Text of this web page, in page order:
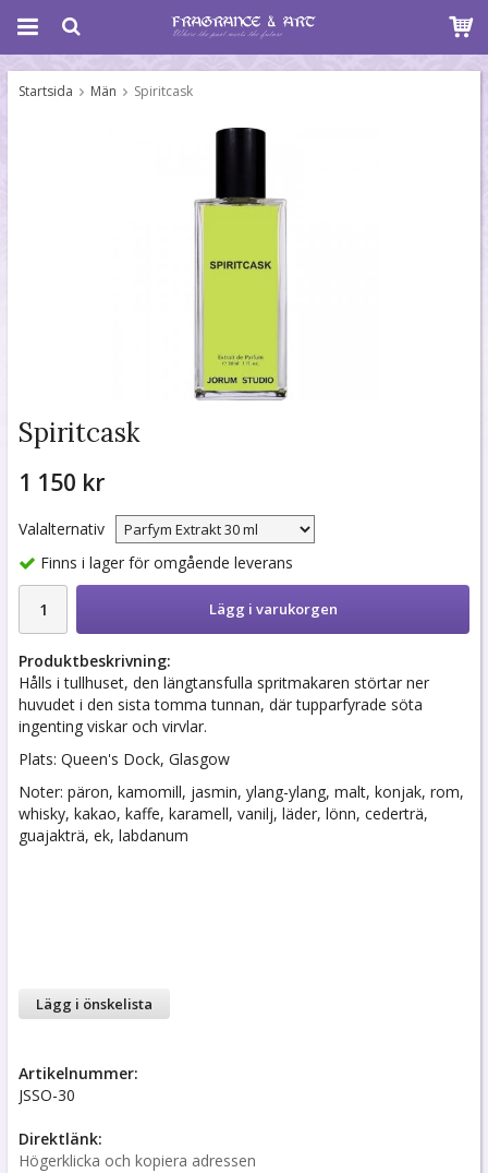
Startsida Män Spiritcask
Spiritcask
1 150 kr
Valalternativ
Finns i lager för omgående leverans
Lägg i varukorgen
Produktbeskrivning:
Hålls i tullhuset, den längtansfulla spritmakaren störtar ner
huvudet i den sista tomma tunnan, där tupparfyrade söta
ingenting viskar och virvlar.
Plats: Queen's Dock, Glasgow
Noter: päron, kamomill, jasmin, ylang-ylang, malt, konjak, rom,
whisky, kakao, kaffe, karamell, vanilj, läder, lönn, cederträ,
guajakträ, ek, labdanum
Lägg i önskelista
Artikelnummer:
JSSO-30
Direktlänk:
Högerklicka och kopiera adressen